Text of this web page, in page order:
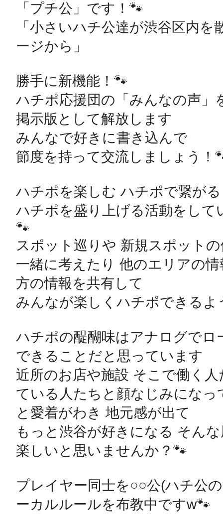
「プチ公」です！🐾
「小さいハチ公達が渋谷区内
ージから」
勝手に新機能！🐾
ハチポ応援団の「みんなの声」
掲示版として解放します
みんなで好きに書き込んで
節度を持って交流しましょう！
ハチポを楽しむ ハチポで繋がる
ハチポを盛り上げる活動をして
🐾
スポット巡りや 新規スポット
一緒に考えたり 他のエリアの
方の情報を共有して
みんなが楽しくハチポできる
ハチポの醍醐味はアナログでロ
できることだと思っています
近所のお店や施設 そこで働く
ている人たちと顔なじみになっ
と愛着がわき 地元感が出て
もっと渋谷が好きになる そん
楽しいと思いませんか？🐾
プレイヤー同士を○○公(ハチ公
ーカルルールを布教中ですw🐾